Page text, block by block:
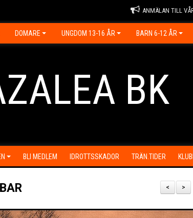
ANMÄLAN TILL
DOMARE UNGDOM 13-16 ÅR BARN 6-12 ÅR
BK
BLI MEDLEM IDROTTSSKADOR TRÄN.TIDER
>
<